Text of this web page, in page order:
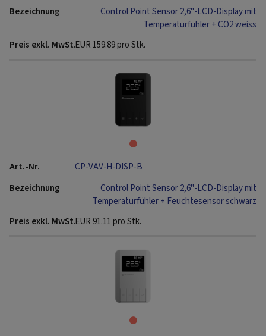
Control Point Sensor 2,6"-LCD-Display mit
Temperaturfühler + CO2 weiss
EUR 159.89pro Stk.
CP-VAV-H-DISP-B
Control Point Sensor 2,6"-LCD-Display mit
Temperaturfühler + Feuchtesensor schwarz
EUR91.11pro Stk.